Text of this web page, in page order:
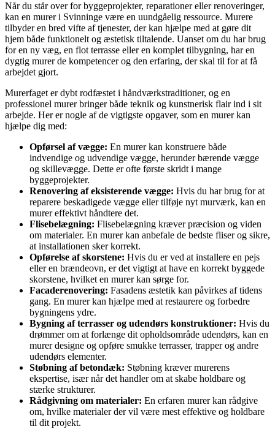
Når du står over for byggeprojekter, reparationer eller renoveringer,
kan en murer i Svinninge være en uundgåelig ressource. Murere
tilbyder en bred vifte af tjenester, der kan hjælpe med at gøre dit
hjem både funktionelt og æstetisk tiltalende. Uanset om du har brug
for en ny væg, en flot terrasse eller en komplet tilbygning, har en
dygtig murer de kompetencer og den erfaring, der skal til for at få
arbejdet gjort.
Murerfaget er dybt rodfæstet i håndværkstraditioner, og en
professionel murer bringer både teknik og kunstnerisk flair ind i sit
arbejde. Her er nogle af de vigtigste opgaver, som en murer kan
hjælpe dig med:
Opførsel af vægge: En murer kan konstruere både
indvendige og udvendige vægge, herunder bærende vægge
og skillevægge. Dette er ofte første skridt i mange
byggeprojekter.
Renovering af eksisterende vægge: Hvis du har brug for at
reparere beskadigede vægge eller tilføje nyt murværk, kan en
murer effektivt håndtere det.
Flisebelægning: Flisebelægning kræver præcision og viden
om materialer. En murer kan anbefale de bedste fliser og sikre,
at installationen sker korrekt.
Opførelse af skorstene: Hvis du er ved at installere en pejs
eller en brændeovn, er det vigtigt at have en korrekt byggede
skorstene, hvilket en murer kan sørge for.
Facaderenovering: Fasadens æstetik kan påvirkes af tidens
gang. En murer kan hjælpe med at restaurere og forbedre
bygningens ydre.
Bygning af terrasser og udendørs konstruktioner: Hvis du
drømmer om at forlænge dit opholdsområde udendørs, kan en
murer designe og opføre smukke terrasser, trapper og andre
udendørs elementer.
Støbning af betondæk: Støbning kræver murerens
ekspertise, især når det handler om at skabe holdbare og
stærke strukturer.
Rådgivning om materialer: En erfaren murer kan rådgive
om, hvilke materialer der vil være mest effektive og holdbare
til dit projekt.